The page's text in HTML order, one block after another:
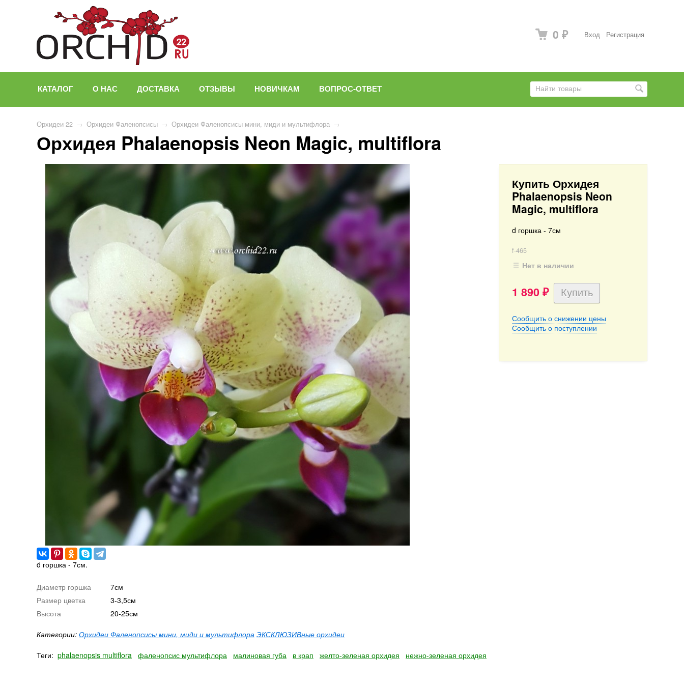
Вход Регистрация
0 ₽
КАТАЛОГ О НАС ДОСТАВКА ОТЗЫВЫ НОВИЧКАМ ВОПРОС-ОТВЕТ
Орхидеи 22 → Орхидеи Фаленопсисы → Орхидеи Фаленопсисы мини, миди и мультифлора →
Орхидея Phalaenopsis Neon Magic, multiflora
Купить Орхидея
Phalaenopsis Neon
Magic, multiflora
d горшка - 7см
f-465
Нет в наличии
1 890 ₽
Сообщить о снижении цены
Сообщить о поступлении
d горшка - 7см.
Диаметр горшка
7см
Размер цветка
3-3,5см
Высота
20-25см
Категории: Орхидеи Фаленопсисы мини, миди и мультифлора ЭКСКЛЮЗИВные орхидеи
Теги: phalaenopsis multiflora фаленопсис мультифлора малиновая губа в крап желто-зеленая орхидея нежно-зеленая орхидея